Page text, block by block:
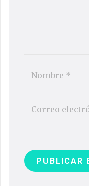
PUBLICAR